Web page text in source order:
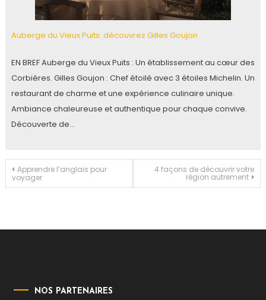
Auberge du Vieux Puits: découvrez Gilles Goujon
EN BREF Auberge du Vieux Puits : Un établissement au cœur des
Corbières. Gilles Goujon : Chef étoilé avec 3 étoiles Michelin. Un
restaurant de charme et une expérience culinaire unique.
Ambiance chaleureuse et authentique pour chaque convive.
Découverte de…
Navigation
l’article
Apprendre l’anglais pour
voyager
4 façons de découvrir votre
région autrement
NOS PARTENAIRES